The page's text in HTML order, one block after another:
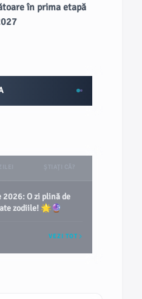
în prima etapă
O zi plină de
zodiile! 🌟🔮
VEZI TOT